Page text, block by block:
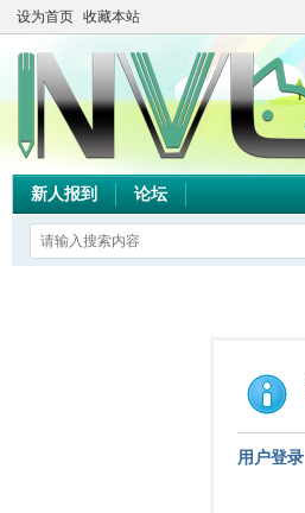
设为首页 收藏本站
新人报到 论坛
用户登录